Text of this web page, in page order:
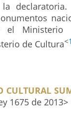
declaratoria.
el Ministerio
de Cultura<
1675 de 2013>